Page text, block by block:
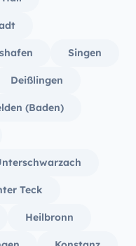
Singen
Deißlingen
(Baden)
Teck
Heilbronn